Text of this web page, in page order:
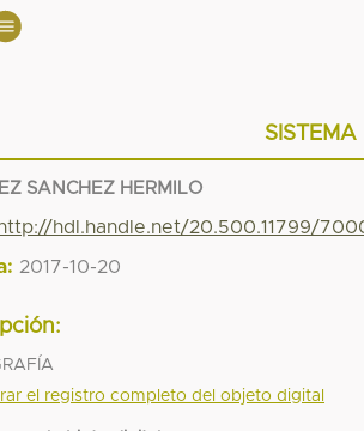
SISTEMA
SANCHEZ HERMILO
http://hdl.handle.net/20.500.11799/
2017-10-20
el registro completo del objeto digital